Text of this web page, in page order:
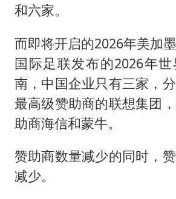
和六家。
而即将开启的2026年美加
国际足联发布的2026年
南，中国企业只有三家，
最高级赞助商的联想集团
助商海信和蒙牛。
赞助商数量减少的同时，
减少。